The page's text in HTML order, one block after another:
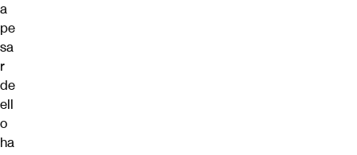
a
pe
sa
r
de
ell
o
ha